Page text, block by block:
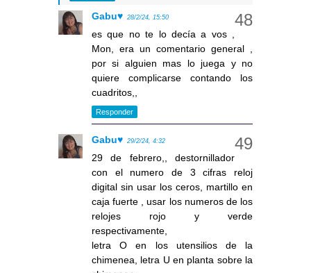
Gabu♥ 28/2/24, 15:50
es que no te lo decía a vos ,
Mon, era un comentario general ,
por si alguien mas lo juega y no
quiere complicarse contando los
cuadritos,,
Responder
Gabu♥ 29/2/24, 4:32
29 de febrero,, destornillador
con el numero de 3 cifras reloj
digital sin usar los ceros, martillo en
caja fuerte , usar los numeros de los
relojes rojo y verde
respectivamente,
letra O en los utensilios de la
chimenea, letra U en planta sobre la